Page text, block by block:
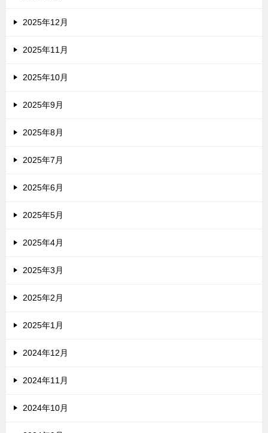
2025年12月
2025年11月
2025年10月
2025年9月
2025年8月
2025年7月
2025年6月
2025年5月
2025年4月
2025年3月
2025年2月
2025年1月
2024年12月
2024年11月
2024年10月